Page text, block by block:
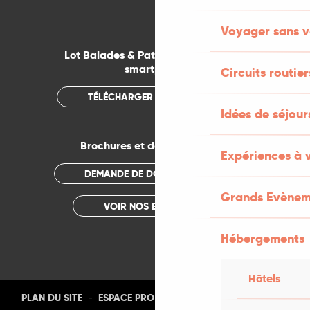
Voyager sans
Circuits
Idées de
Expériences à
Grands
Hébergements
Hôtels
Lot Balades & Patrimoines sur votre
smartphone
TÉLÉCHARGER L'APPLICATION
Brochures et documentations
DEMANDE DE DOCUMENTATION
VOIR NOS BROCHURES
PLAN DU SITE - ESPACE PRO PHOTOTHÈQUE -